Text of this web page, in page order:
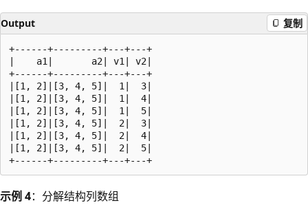
Output 复制
+------+---------+---+---+
|    a1|       a2| v1| v2|
+------+---------+---+---+
|[1, 2]|[3, 4, 5]|  1|  3|
|[1, 2]|[3, 4, 5]|  1|  4|
|[1, 2]|[3, 4, 5]|  1|  5|
|[1, 2]|[3, 4, 5]|  2|  3|
|[1, 2]|[3, 4, 5]|  2|  4|
|[1, 2]|[3, 4, 5]|  2|  5|
示例 4：分解结构列数组